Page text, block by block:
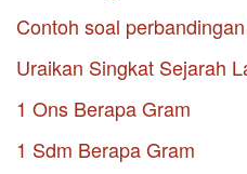
Contoh soal
Uraikan Singkat Sejarah
1 Ons Berapa Gram
1 Sdm Berapa Gram